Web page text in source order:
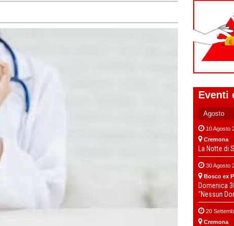
Eventi
10 Agosto
Cremona
La Notte di
30 Agosto
Bosco ex
Domenica
“Nessun
20
Cremona